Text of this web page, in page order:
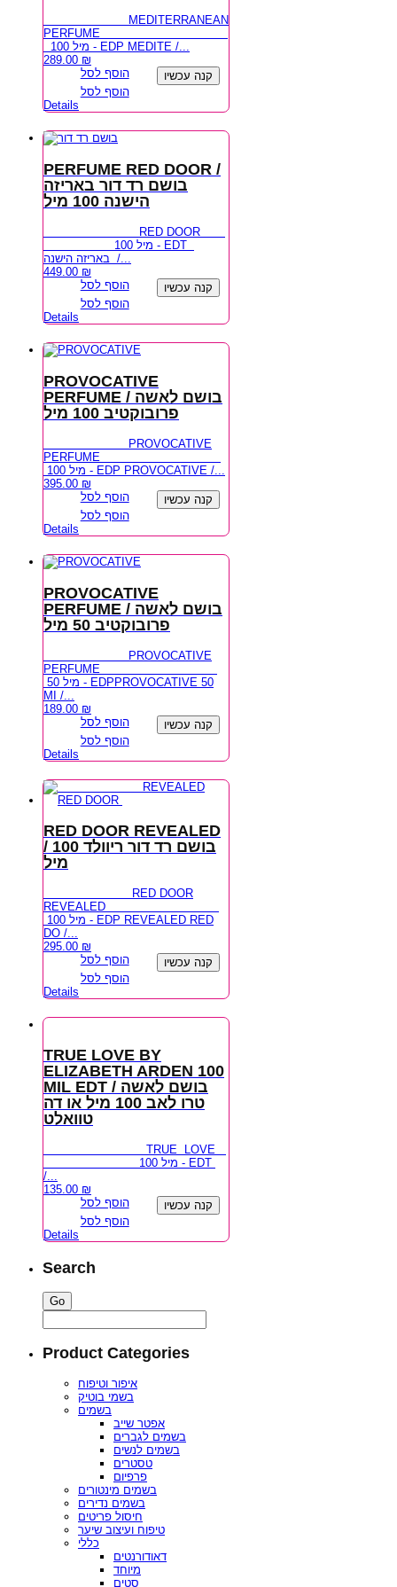
MEDITERRANEAN
PERFUME
100 מיל - EDP MEDITE /...
289.00 ₪
הוסף לסל
קנה עכשיו
הוסף לסל
Details
PERFUME RED DOOR /
בושם רד דור באריזה
הישנה 100 מיל
RED DOOR
100 מיל - EDT
באריזה הישנה /...
449.00 ₪
הוסף לסל
קנה עכשיו
הוסף לסל
Details
PROVOCATIVE
PERFUME / בושם לאשה
פרובוקטיב 100 מיל
PROVOCATIVE
PERFUME
100 מיל - EDP PROVOCATIVE /...
395.00 ₪
הוסף לסל
קנה עכשיו
הוסף לסל
Details
PROVOCATIVE
PERFUME / בושם לאשה
פרובוקטיב 50 מיל
PROVOCATIVE
PERFUME
50 מיל - EDPPROVOCATIVE 50
MI /...
189.00 ₪
הוסף לסל
קנה עכשיו
הוסף לסל
Details
RED DOOR REVEALED
/ בושם רד דור ריוולד 100
מיל
RED DOOR
REVEALED
100 מיל - EDP REVEALED RED
DO /...
295.00 ₪
הוסף לסל
קנה עכשיו
הוסף לסל
Details
TRUE LOVE BY
ELIZABETH ARDEN 100
MIL EDT / בושם לאשה
טרו לאב 100 מיל או דה
טוואלט
TRUE LOVE
100 מיל - EDT
/...
135.00 ₪
הוסף לסל
קנה עכשיו
הוסף לסל
Details
Search
Product Categories
איפור וטיפוח
בשמי בוטיק
בשמים
אפטר שייב
בשמים לגברים
בשמים לנשים
טסטרים
פרפיום
בשמים מינטורים
בשמים נדירים
חיסול פריטים
טיפוח ועיצוב שיער
כללי
דאודורנטים
מיוחד
סטים